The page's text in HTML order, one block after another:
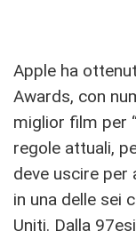
Apple ha
Awards, con
miglior film per
regole attuali,
deve uscire per
in una delle sei
Uniti. Dalla